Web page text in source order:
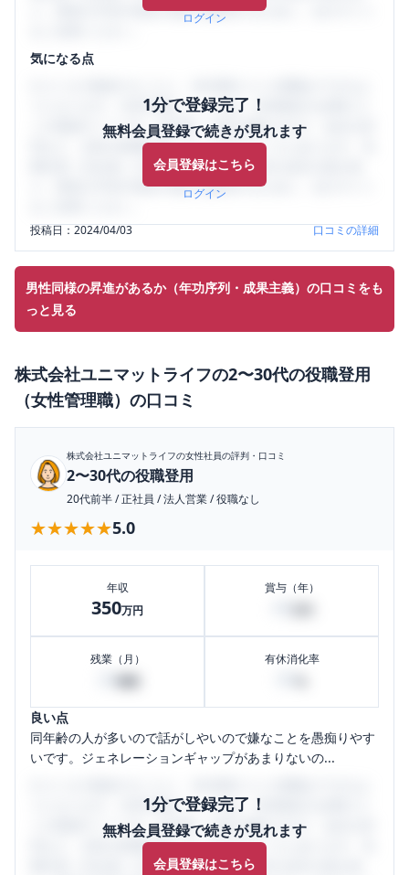
ログイン
り、将来の不安や現在の悩みを解消するために、ぜひサイト
気になる点
1分で登録完了！
無料会員登録で続きが見れます
会員登録はこちら
ログイン
うになります。SHEHUB(シーハブ)は、女性限定の企業口コ
ミの投稿サイトです。給与面・女性の働きやすさ・会社の評
判など、女性の転職は気にすべき点がたくさんあります。先
輩社員（元社員）の口コミを通して、本当の会社の姿を知
り、将来の不安や現在の悩みを解消するために、ぜひサイト
投稿日：2024/04/03 口コミの詳細
男性同様の昇進があるか（年功序列・成果主義）の口コミをも
っと見る
株式会社ユニマットライフの2〜30代の役職登用
（女性管理職） の口コミ
株式会社ユニマットライフの女性社員の評判・口コミ
2〜30代の役職登用
20代前半/正社員 /法人営業/役職なし
★★★★★
★★★★★5.0
年収
350万円
賞与（年）
残業（月） 有休消化率
良い点
同年齢の人が多いので話がしやいので嫌なことを愚痴りやす
いです。ジェネレーションギャップがあまりないの...
1分で登録完了！
無料会員登録で続きが見れます
会員登録はこちら
うになります。SHEHUB(シーハブ)は、女性限定の企業口コ
ミの投稿サイトです。給与面・女性の働きやすさ・会社の評
判など、女性の転職は気にすべき点がたくさんあります。先
輩社員（元社員）の口コミを通して、本当の会社の姿を知